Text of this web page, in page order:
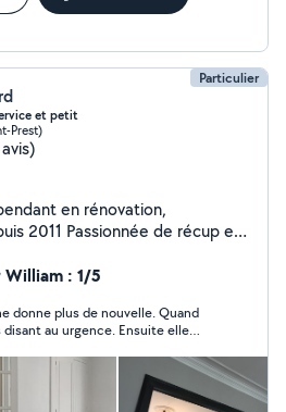
Particulier
et petit
Prest)
en rénovation,
2011 Passionnée de récup et
CESU
William : 1/5
donne plus de nouvelle. Quand
au urgence. Ensuite elle
vient sans prévenir pour ensuite
le rendez vous .... Une blague, pas
vous à un monsieur la veille